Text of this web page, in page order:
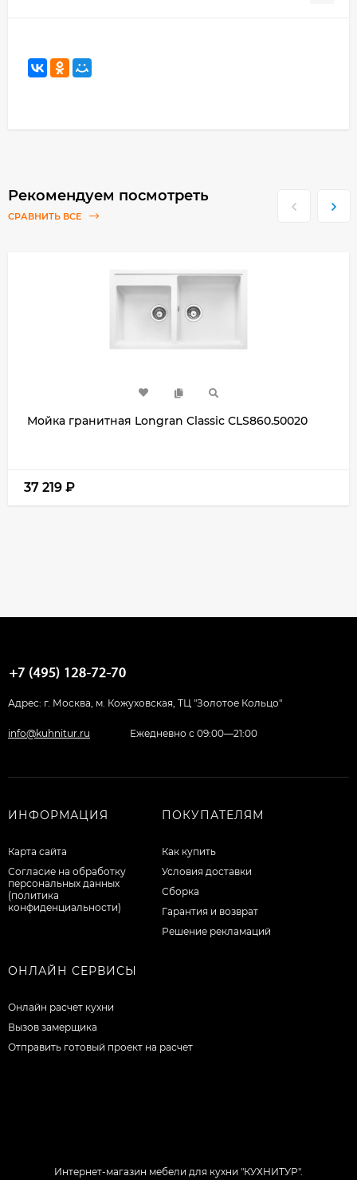
Рекомендуем посмотреть
СРАВНИТЬ ВСЕ
Мойка гранитная Longran Classic CLS860.50020
37 219 ₽
Адрес: г. Москва, м. Кожуховская, ТЦ "Золотое Кольцо"
info@kuhnitur.ru Ежедневно с 09:00—21:00
ИНФОРМАЦИЯ
Карта сайта
Согласие на обработку
персональных данных
(политика
конфиденциальности)
ПОКУПАТЕЛЯМ
Как купить
Условия доставки
Сборка
Гарантия и возврат
Решение рекламаций
ОНЛАЙН СЕРВИСЫ
Онлайн расчет кухни
Вызов замерщика
Отправить готовый проект на расчет
Интернет-магазин мебели для кухни "КУХНИТУР".